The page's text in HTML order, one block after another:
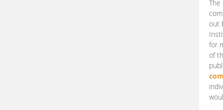
The
out
for
of